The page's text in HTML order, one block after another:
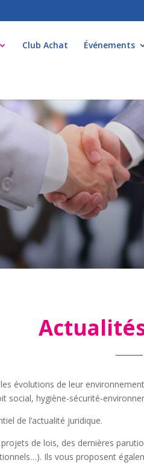
Club Achat Événements
évolutions de leur
social, hygiène-sécurité-
de l’actualité juridique.
de lois, des dernières
Ils vous proposent